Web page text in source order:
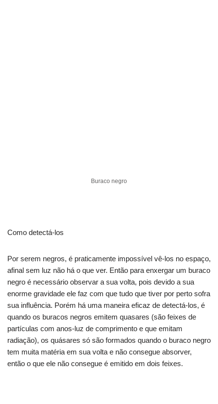
Buraco negro
Como detectá-los
Por serem negros, é praticamente impossível vê-los no espaço,
afinal sem luz não há o que ver. Então para enxergar um buraco
negro é necessário observar a sua volta, pois devido a sua
enorme gravidade ele faz com que tudo que tiver por perto sofra
sua influência. Porém há uma maneira eficaz de detectá-los, é
quando os buracos negros emitem quasares (são feixes de
partículas com anos-luz de comprimento e que emitam
radiação), os quásares só são formados quando o buraco negro
tem muita matéria em sua volta e não consegue absorver,
então o que ele não consegue é emitido em dois feixes.